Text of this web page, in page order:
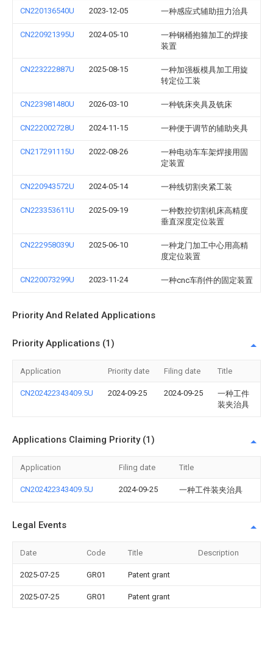
CN220136540U 2023-12-05 一种感应式辅助扭力治具
CN220921395U 2024-05-10
一种钢桶抱箍加工的焊接
装置
CN223222887U 2025-08-15
一种加强板模具加工用旋
转定位工装
CN223981480U 2026-03-10 一种铣床夹具及铣床
CN222002728U 2024-11-15 一种便于调节的辅助夹具
CN217291115U 2022-08-26
一种电动车车架焊接用固
定装置
CN220943572U 2024-05-14 一种线切割夹紧工装
CN223353611U 2025-09-19
一种数控切割机床高精度
垂直深度定位装置
CN222958039U 2025-06-10
一种龙门加工中心用高精
度定位装置
CN220073299U 2023-11-24 一种cnc车削件的固定装置
Priority And Related Applications
Priority Applications (1)
Application Priority date Filing date Title
CN202422343409.5U 2024-09-25 2024-09-25
一种工件
装夹治具
Applications Claiming Priority (1)
Application Filing date Title
CN202422343409.5U 2024-09-25 一种工件装夹治具
Legal Events
Date Code Title Description
2025-07-25 GR01 Patent grant
2025-07-25 GR01 Patent grant